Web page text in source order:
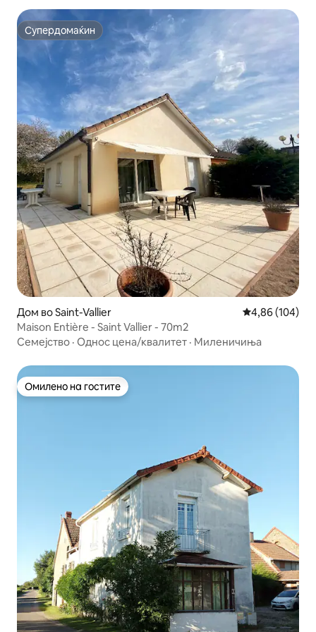
Супердомаќин
Супердомаќин
Дом во Saint-Vallier Просечна
4,86 (104)
Maison Entière - Saint Vallier - 70m2
Семејство · Однос цена/квалитет · Миленичиња
Омилено на гостите
Омилено на гостите